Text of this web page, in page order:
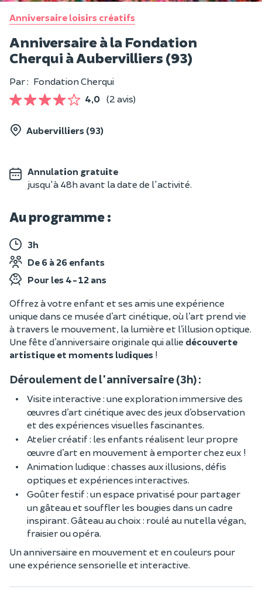
Anniversaire loisirs créatifs
Anniversaire à la Fondation
Cherqui à Aubervilliers (93)
Par : Fondation Cherqui
4,0 (2 avis)
Aubervilliers (93)
Annulation gratuite
jusqu'à 48h avant la date de l'activité.
Au programme :
3h
De 6 à 26 enfants
Pour les 4-12 ans
Offrez à votre enfant et ses amis une expérience
unique dans ce musée d’art cinétique, où l’art prend vie
à travers le mouvement, la lumière et l’illusion optique.
Une fête d’anniversaire originale qui allie découverte
artistique et moments ludiques !
Déroulement de l'anniversaire (3h) :
Visite interactive : une exploration immersive des
œuvres d’art cinétique avec des jeux d’observation
et des expériences visuelles fascinantes.
Atelier créatif : les enfants réalisent leur propre
œuvre d’art en mouvement à emporter chez eux !
Animation ludique : chasses aux illusions, défis
optiques et expériences interactives.
Goûter festif : un espace privatisé pour partager
un gâteau et souffler les bougies dans un cadre
inspirant. Gâteau au choix : roulé au nutella végan,
fraisier ou opéra.
Un anniversaire en mouvement et en couleurs pour
une expérience sensorielle et interactive.